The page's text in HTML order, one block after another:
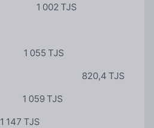
1 002 TJS
1 055 TJS
820,4 TJS
1 059 TJS
1 147 TJS